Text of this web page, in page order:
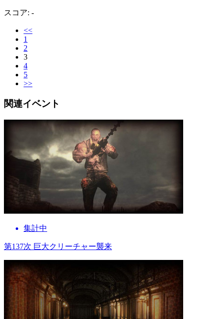
スコア: -
<<
1
2
3
4
5
>>
関連イベント
集計中
第137次 巨大クリーチャー襲来